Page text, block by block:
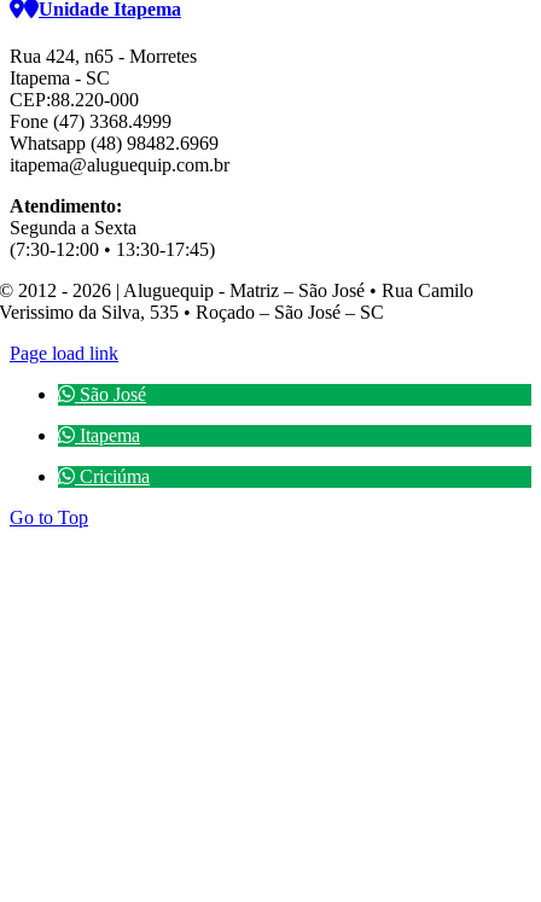
Unidade Itapema
Rua 424, n65 - Morretes
Itapema - SC
CEP:88.220-000
Fone (47) 3368.4999
Whatsapp (48) 98482.6969
itapema@aluguequip.com.br
Atendimento:
Segunda a Sexta
(7:30-12:00 • 13:30-17:45)
© 2012 - 2026 | Aluguequip - Matriz – São José • Rua Camilo
Verissimo da Silva, 535 • Roçado – São José – SC
Page load link
São José
Itapema
Criciúma
Go to Top